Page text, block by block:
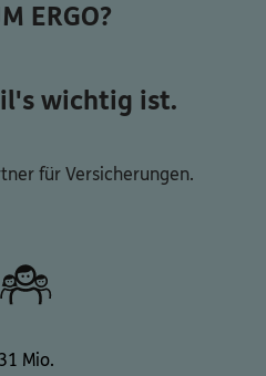
ERGO?
wichtig ist.
für Versicherungen.
31 Mio.